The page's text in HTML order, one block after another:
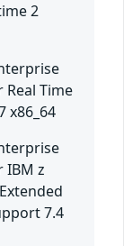
2
Real Time
x86_64
IBM z
7.4